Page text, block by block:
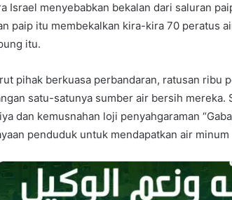
Israel menyebabkan bekalan dari saluran
paip itu membekalkan kira-kira 70 peratus
itu.
pihak berkuasa perbandaran, ratusan ribu
satu-satunya sumber air bersih mereka.
dan kemusnahan loji penyahgaraman
penduduk untuk mendapatkan air